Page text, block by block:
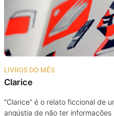
Taba na Escola
LIVROS DO MÊS
Clarice
“Clarice” é o relato ficcional de
angústia de não ter